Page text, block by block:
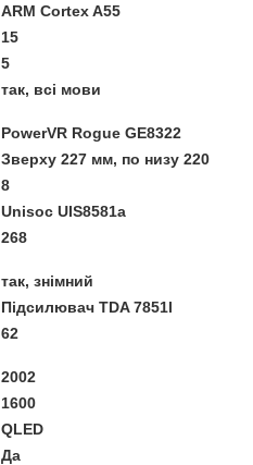
ARM Cortex A55
15
5
так, всі мови
PowerVR Rogue GE8322
Зверху 227 мм, по низу 220
8
Unisoc UIS8581a
268
так, знімний
Підсилювач TDA 7851l
62
2002
1600
QLED
Да